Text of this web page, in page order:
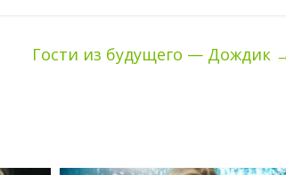
Гости из будущего — Дождик